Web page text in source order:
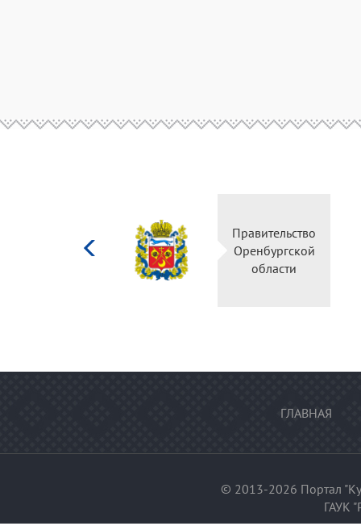
культуры
Российской
Правительство
Оренбургской
области
ГЛАВНАЯ
© 2013-2026 Портал
ГАУК